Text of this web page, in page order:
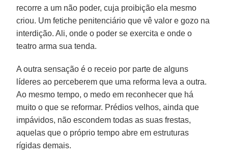
recorre a um não poder, cuja proibição ela mesmo
criou. Um fetiche penitenciário que vê valor e gozo na
interdição. Ali, onde o poder se exercita e onde o
teatro arma sua tenda.
A outra sensação é o receio por parte de alguns
líderes ao perceberem que uma reforma leva a outra.
Ao mesmo tempo, o medo em reconhecer que há
muito o que se reformar. Prédios velhos, ainda que
impávidos, não escondem todas as suas frestas,
aquelas que o próprio tempo abre em estruturas
rígidas demais.